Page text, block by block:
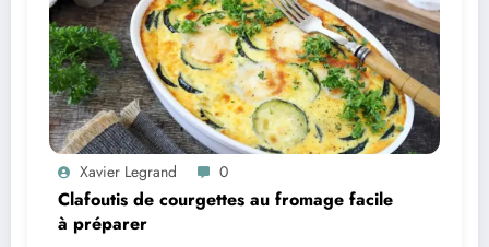
Xavier Legrand 0
Clafoutis de courgettes au fromage facile
à préparer